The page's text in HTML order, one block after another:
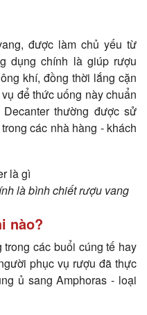
được làm chủ yếu từ
dụng chính là giúp rượu
khí, đồng thời lắng cặn
để thức uống này chuẩn
thường được sử
các nhà hàng - khách
là bình chiết rượu vang
nào?
các buổi cúng tế hay
phục vụ rượu đã thực
ủ sang Amphoras - loại